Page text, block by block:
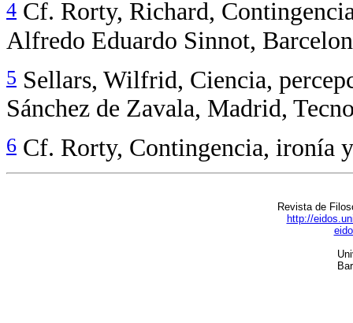
4 Cf. Rorty, Richard,
Alfredo Eduardo Sinnot,
5 Sellars, Wilfrid, Ciencia,
Sánchez de Zavala, Madrid,
6 Cf. Rorty, Contingencia, ironía
Revista de
http://